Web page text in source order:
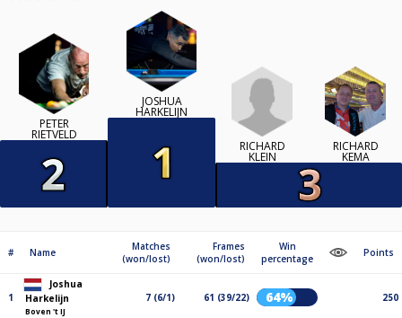
PETER
RIETVELD
JOSHUA
HARKELIJN
RICHARD
KLEIN
RICHARD
KEMA
# Name
Matches
(won/lost)
Frames
(won/lost)
Win
percentage
Points
1
Joshua
Harkelijn
Boven 't IJ
7 (6/1) 61 (39/22) 64% 250